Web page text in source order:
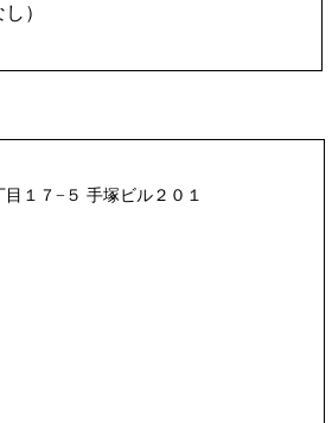
）
１７−５ 手塚ビル２０１